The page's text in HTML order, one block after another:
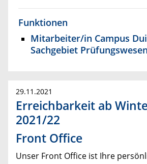
Funktionen
Mitarbeiter/in Campus
Sachgebiet Prüfungswesen
29.11.2021
Erreichbarkeit ab
2021/22
Front Office
Unser Front Office ist Ihre